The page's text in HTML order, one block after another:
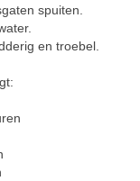
spuiten.
en troebel.